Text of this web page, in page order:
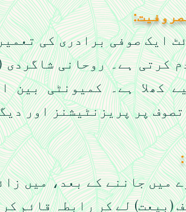
ایک صوفی برادری کی
کرتی ہے۔ روحانی
کھلا ہے۔ کمیونٹی بین
پر پریزنٹیشنز اور
میں جاننے کے بعد، میں
(بیعت) لے کر رابطہ قائم